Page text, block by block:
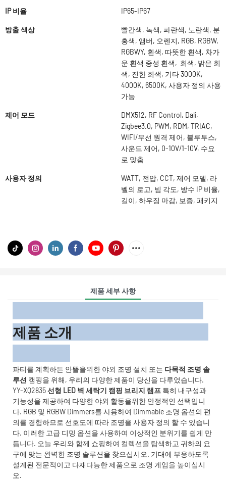
IP 비율 IP65-IP67
방출 색상
빨간색, 녹색, 파란색, 노란색, 분
홍색, 앰버, 오렌지, RGB, RGBW,
RGBWY, 흰색, 따뜻한 흰색, 차가
운 흰색 중성 흰색, 회색, 밝은 회
색, 진한 회색, 기타 3000K,
4000K, 6500K, 사용자 정의 사용
가능
제어 모드
DMX512, RF Control, Dali,
Zigbee3.0, PWM, RDM, TRIAC,
WIFI/무선 원격 제어, 블루투스,
사운드 제어, 0-10V/1-10V, 수요
로 맞춤
사용자 정의
WATT, 전압, CCT, 제어 모델, 라
벨의 로고, 빔 각도, 방수 IP 비율,
길이, 하우징 마감, 보증, 패키지
제품 세부 사항
제품 소개
파티를 계획하든 안뜰을위한 야외 조명 설치 또는 다목적 조명 솔
루션 캠핑을 위해, 우리의 다양한 제품이 당신을 다루었습니다.
YY-XQ2835선형 LED 벽 세탁기 캠핑 브리지 램프 특히 내구성과
기능성을 제공하여 다양한 야외 활동을위한 안정적인 선택입니
다. RGB 및 RGBW Dimmers를 사용하여 Dimmable 조명 옵션의 편
의를 경험하므로 선호도에 따라 조명을 사용자 정의 할 수 있습니
다. 이러한 고급 디밍 옵션을 사용하여 이상적인 분위기를 쉽게 만
듭니다. 오늘 우리와 함께 쇼핑하여 컬렉션을 탐색하고 귀하의 요
구에 맞는 완벽한 조명 솔루션을 찾으십시오. 기대에 부응하도록
설계된 전문적이고 다재다능한 제품으로 조명 게임을 높이십시
오.